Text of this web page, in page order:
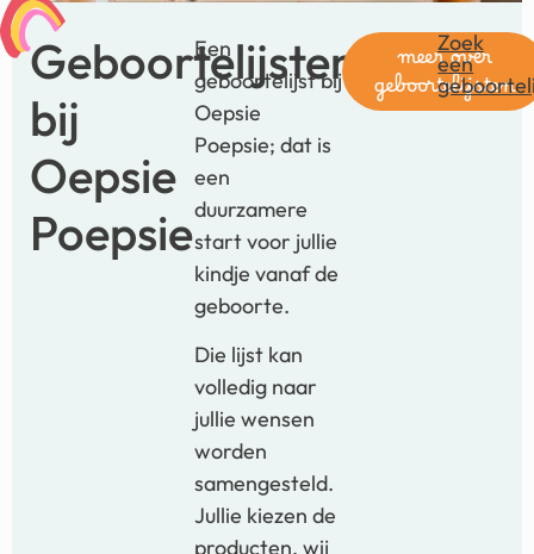
Geboortelijsten
bij
Oepsie
Poepsie
Een
geboortelijst bij
Oepsie
Poepsie; dat is
een
duurzamere
start voor jullie
kindje vanaf de
geboorte.
Die lijst kan
volledig naar
jullie wensen
worden
samengesteld.
Jullie kiezen de
producten, wij
meer over
geboortelijsten
Zoek
een